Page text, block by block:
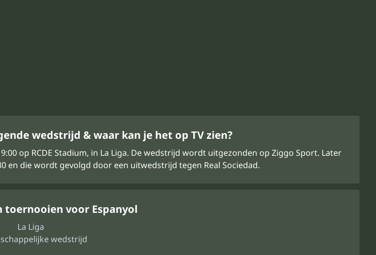
wedstrijd & waar kan je het op TV zien?
op RCDE Stadium, in La Liga. De wedstrijd wordt uitgezonden op Ziggo Sport. Later
en die wordt gevolgd door een uitwedstrijd tegen Real Sociedad.
toernooien voor Espanyol
La Liga
wedstrijd